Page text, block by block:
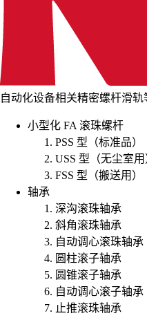
自动化设备相关精密螺杆滑
小型化 FA 滚珠螺杆
PSS 型（标准品）
USS 型（无尘室用
FSS 型（搬送用）
轴承
深沟滚珠轴承
斜角滚珠轴承
自动调心滚珠轴承
圆柱滚子轴承
圆锥滚子轴承
自动调心滚子轴承
止推滚珠轴承